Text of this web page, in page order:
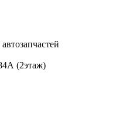
(2этаж)